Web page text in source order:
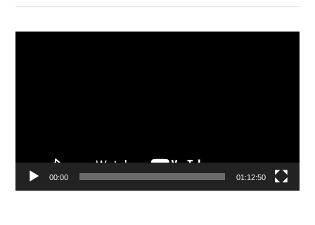
00:00 01:12:50